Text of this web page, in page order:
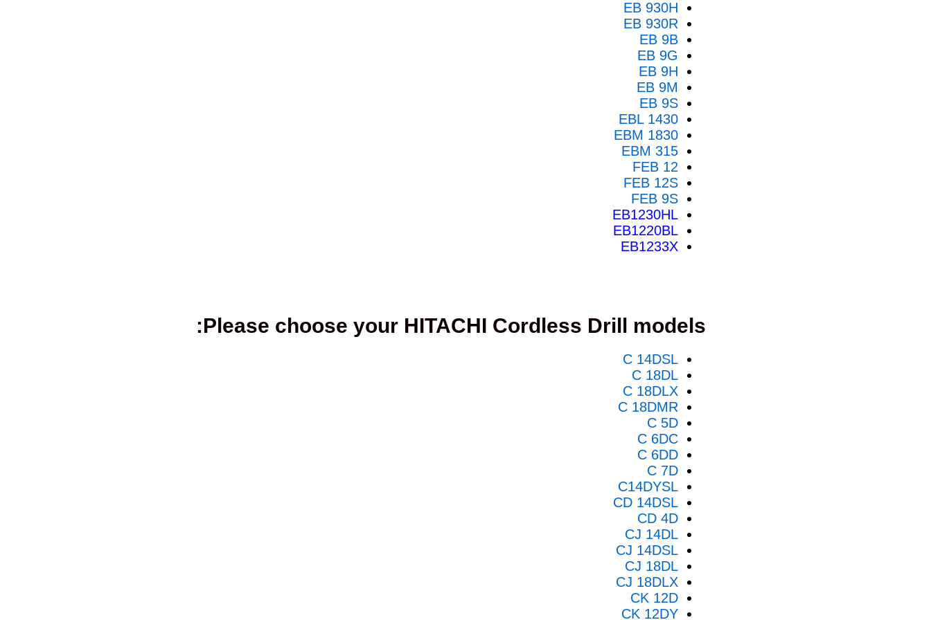
EB 930H
EB 930R
EB 9B
EB 9G
EB 9H
EB 9M
EB 9S
EBL 1430
EBM 1830
EBM 315
FEB 12
FEB 12S
FEB 9S
EB1230HL
EB1220BL
EB1233X
Please choose your HITACHI Cordless Drill models:
C 14DSL
C 18DL
C 18DLX
C 18DMR
C 5D
C 6DC
C 6DD
C 7D
C14DYSL
CD 14DSL
CD 4D
CJ 14DL
CJ 14DSL
CJ 18DL
CJ 18DLX
CK 12D
CK 12DY